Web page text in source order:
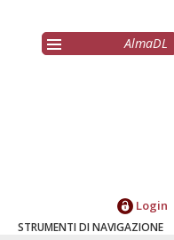
AlmaDL
Login
STRUMENTI DI NAVIGAZIONE